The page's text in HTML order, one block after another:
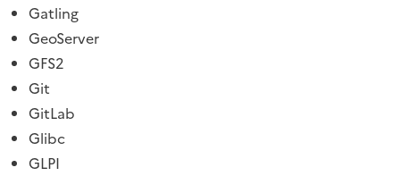
Gatling
GeoServer
GFS2
Git
GitLab
Glibc
GLPI